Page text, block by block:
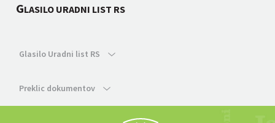
GLASILO URADNI LIST RS
Glasilo Uradni list RS
Preklic dokumentov